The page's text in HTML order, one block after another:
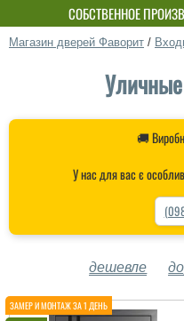
СОБСТВЕННОЕ
Магазин дверей Фаворит /
🚚
У нас для вас є
дешевле